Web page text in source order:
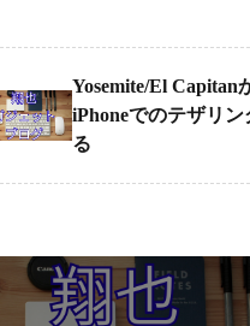
Yosemite/El Capitan
iPhoneでのテザリン
る